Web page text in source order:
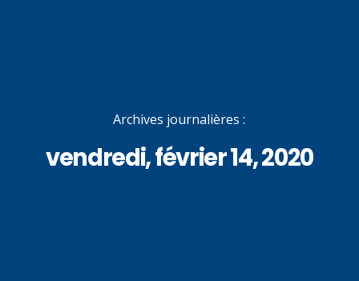
Archives journalières :
vendredi, février 14, 2020